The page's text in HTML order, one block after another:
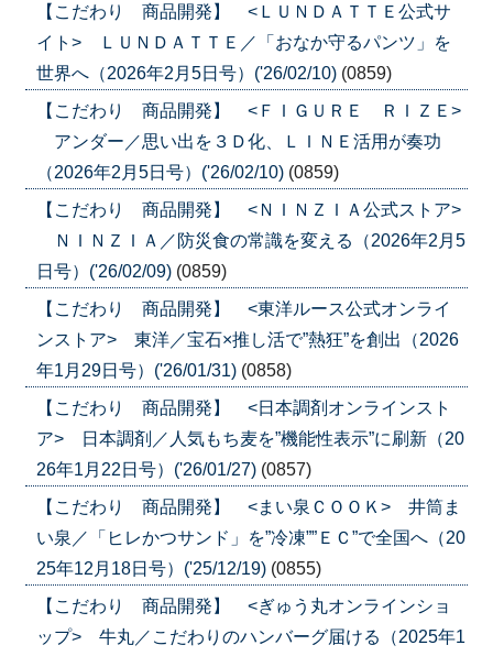
【こだわり 商品開発】 <ＬＵＮＤＡＴＴＥ公式サ
イト> ＬＵＮＤＡＴＴＥ／「おなか守るパンツ」を
世界へ（2026年2月5日号）('26/02/10) (0859)
【こだわり 商品開発】 <ＦＩＧＵＲＥ ＲＩＺＥ>
アンダー／思い出を３Ｄ化、ＬＩＮＥ活用が奏功
（2026年2月5日号）('26/02/10) (0859)
【こだわり 商品開発】 <ＮＩＮＺＩＡ公式ストア>
ＮＩＮＺＩＡ／防災食の常識を変える（2026年2月5
日号）('26/02/09) (0859)
【こだわり 商品開発】 <東洋ルース公式オンライ
ンストア> 東洋／宝石×推し活で”熱狂”を創出（2026
年1月29日号）('26/01/31) (0858)
【こだわり 商品開発】 <日本調剤オンラインスト
ア> 日本調剤／人気もち麦を”機能性表示”に刷新（20
26年1月22日号）('26/01/27) (0857)
【こだわり 商品開発】 <まい泉ＣＯＯＫ> 井筒ま
い泉／「ヒレかつサンド」を”冷凍””ＥＣ”で全国へ（20
25年12月18日号）('25/12/19) (0855)
【こだわり 商品開発】 <ぎゅう丸オンラインショ
ップ> 牛丸／こだわりのハンバーグ届ける（2025年1